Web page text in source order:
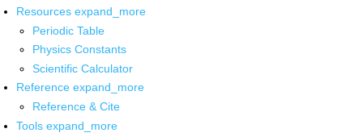
Resources expand_more
Periodic Table
Physics Constants
Scientific Calculator
Reference expand_more
Reference & Cite
Tools expand_more